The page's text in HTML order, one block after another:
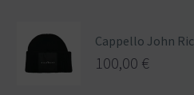
Cappello John
100,00 €